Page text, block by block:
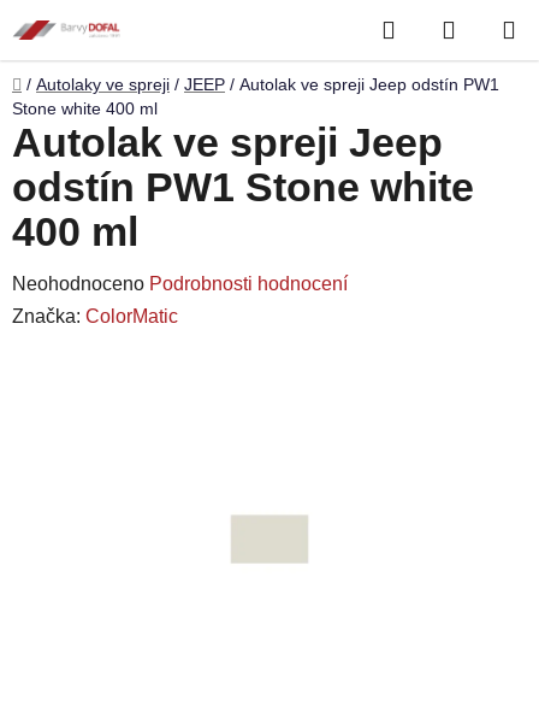
na
obsah
Hledat
KOŠÍK
Domů
/ Autolaky ve spreji / JEEP / Autolak ve spreji Jeep odstín PW1
Stone white 400 ml
Autolak ve spreji Jeep
odstín PW1 Stone white
400 ml
Průměrné
hodnocení
Neohodnoceno Podrobnosti hodnocení
Značka: ColorMatic